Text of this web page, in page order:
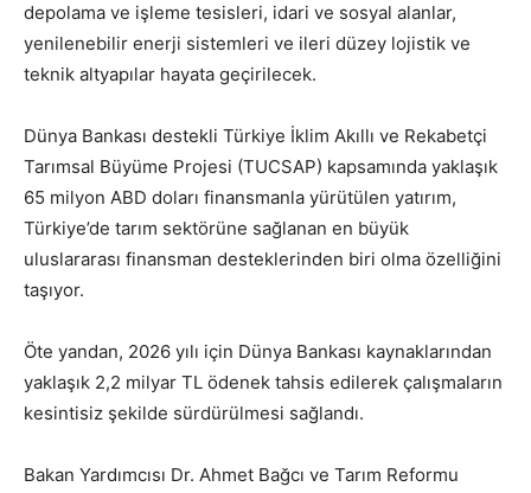
depolama ve işleme tesisleri, idari ve sosyal alanlar,
yenilenebilir enerji sistemleri ve ileri düzey lojistik ve
teknik altyapılar hayata geçirilecek.
Dünya Bankası destekli Türkiye İklim Akıllı ve Rekabetçi
Tarımsal Büyüme Projesi (TUCSAP) kapsamında yaklaşık
65 milyon ABD doları finansmanla yürütülen yatırım,
Türkiye’de tarım sektörüne sağlanan en büyük
uluslararası finansman desteklerinden biri olma özelliğini
taşıyor.
Öte yandan, 2026 yılı için Dünya Bankası kaynaklarından
yaklaşık 2,2 milyar TL ödenek tahsis edilerek çalışmaların
kesintisiz şekilde sürdürülmesi sağlandı.
Bakan Yardımcısı Dr. Ahmet Bağcı ve Tarım Reformu